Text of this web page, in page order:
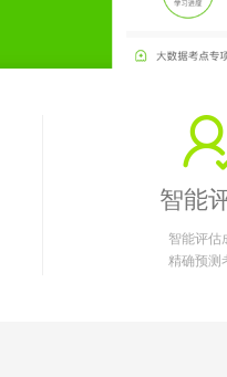
智能
智能评估
精确预测